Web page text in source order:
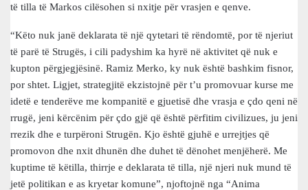
të tilla të Markos cilësohen si nxitje për vrasjen e qenve.
“Këto nuk janë deklarata të një qytetari të rëndomtë, por të njeriut
të parë të Strugës, i cili padyshim ka hyrë në aktivitet që nuk e
kupton përgjegjësinë. Ramiz Merko, ky nuk është bashkim fisnor,
por shtet. Ligjet, strategjitë ekzistojnë për t’u promovuar kurse me
idetë e tenderëve me kompanitë e gjuetisë dhe vrasja e çdo qeni në
rrugë, jeni kërcënim për çdo gjë që është përfitim civilizues, ju jeni
rrezik dhe e turpëroni Strugën. Kjo është gjuhë e urrejtjes që
promovon dhe nxit dhunën dhe duhet të dënohet menjëherë. Me
kuptime të këtilla, thirrje e deklarata të tilla, një njeri nuk mund të
jetë politikan e as kryetar komune”, njoftojnë nga “Anima